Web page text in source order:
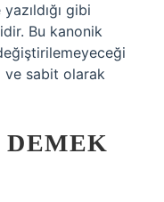
gibi
Bu kanonik
ve sabit olarak
DEMEK